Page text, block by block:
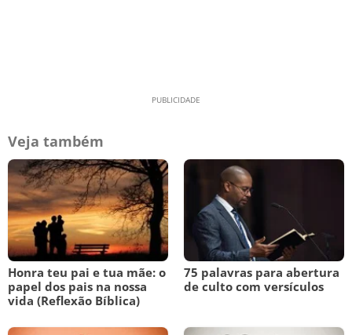
Veja também
Honra teu pai e tua mãe: o
papel dos pais na nossa
vida (Reflexão Bíblica)
75 palavras para abertura
de culto com versículos